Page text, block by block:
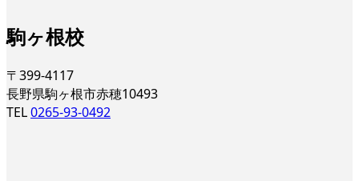
駒ヶ根校
〒399-4117
長野県駒ヶ根市赤穂10493
TEL0265-93-0492